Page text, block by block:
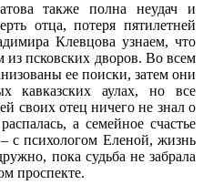
также полна неудач и
отца, потеря пятилетней
Клевцова узнаем, что
из псковских дворов. Во всем
ее поиски, затем они
аулах, но все
своих отец ничего не знал о
а семейное счастье
с психологом Еленой, жизнь
пока судьба не забрала
проспекте.